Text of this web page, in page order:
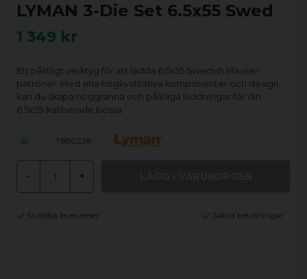
LYMAN 3-Die Set 6.5x55 Swed
1 349 kr
Ett pålitligt verktyg för att ladda 6.5x55 Swedish Mauser-
patroner. Med sina högkvalitativa komponenter och design
kan du skapa noggranna och pålitliga laddningar för din
6.5x55-kaliberade bössa.
7680238
- +
Snabba leveranser Säkra betalningar